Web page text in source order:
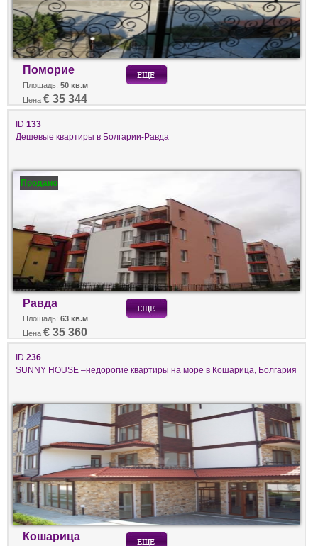
Поморие
Площадь: 50 кв.м
Цена € 35 344
ID 133
Дешевые квартиры в Болгарии-Равда
Продано
Равда
Площадь: 63 кв.м
Цена € 35 360
ID 236
SUNNY HOUSE –недорогие квартиры на море в Кошарица, Болгария
Кошарица